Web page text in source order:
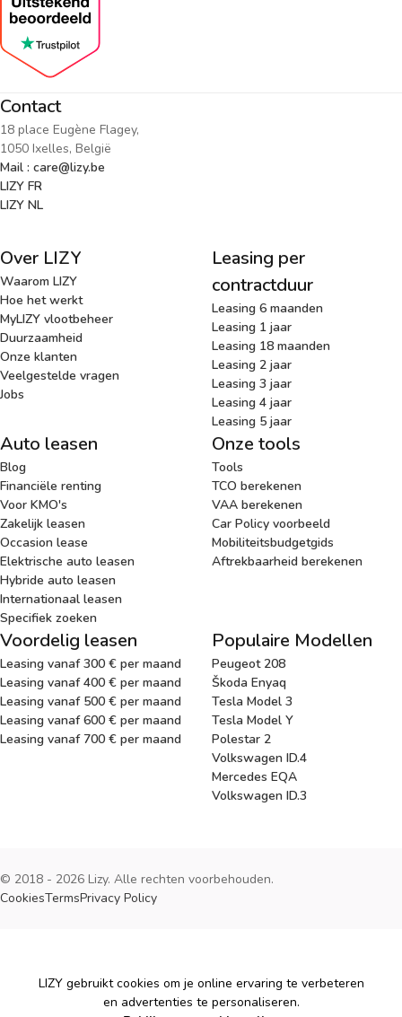
Contact
18 place Eugène Flagey,
1050 Ixelles, België
Mail : care@lizy.be
LIZY FR
LIZY NL
Over LIZY
Waarom LIZY
Hoe het werkt
MyLIZY vlootbeheer
Duurzaamheid
Onze klanten
Veelgestelde vragen
Jobs
Leasing per
contractduur
Leasing 6 maanden
Leasing 1 jaar
Leasing 18 maanden
Leasing 2 jaar
Leasing 3 jaar
Leasing 4 jaar
Leasing 5 jaar
Auto leasen
Blog
Financiële renting
Voor KMO's
Zakelijk leasen
Occasion lease
Elektrische auto leasen
Hybride auto leasen
Internationaal leasen
Specifiek zoeken
Onze tools
Tools
TCO berekenen
VAA berekenen
Car Policy voorbeeld
Mobiliteitsbudgetgids
Aftrekbaarheid berekenen
Voordelig leasen
Leasing vanaf 300 € per maand
Leasing vanaf 400 € per maand
Leasing vanaf 500 € per maand
Leasing vanaf 600 € per maand
Leasing vanaf 700 € per maand
Populaire Modellen
Peugeot 208
Škoda Enyaq
Tesla Model 3
Tesla Model Y
Polestar 2
Volkswagen ID.4
Mercedes EQA
Volkswagen ID.3
© 2018 - 2026 Lizy. Alle rechten voorbehouden.
CookiesTermsPrivacy Policy
Cookies
LIZY gebruikt cookies om je online ervaring te verbeteren
en advertenties te personaliseren.